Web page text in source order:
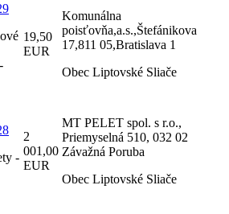
19,50
EUR
Komunálna
poisťovňa,a.s.,Štefánikova
17,811 05,Bratislava 1
Obec Liptovské Sliače
-
2
001,00
EUR
MT PELET spol. s r.o.,
Priemyselná 510, 032 02
Závažná Poruba
Obec Liptovské Sliače